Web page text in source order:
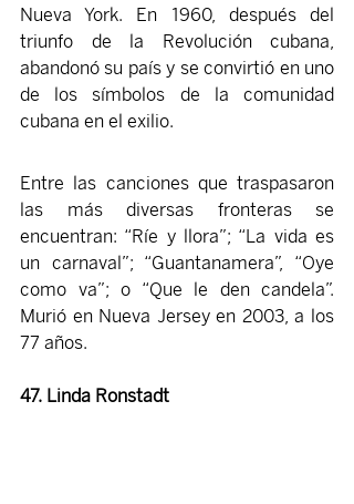
Nueva York. En 1960, después del
triunfo de la Revolución cubana,
abandonó su país y se convirtió en uno
de los símbolos de la comunidad
cubana en el exilio.
Entre las canciones que traspasaron
las más diversas fronteras se
encuentran: “Ríe y llora”; “La vida es
un carnaval”; “Guantanamera”, “Oye
como va”; o “Que le den candela”.
Murió en Nueva Jersey en 2003, a los
77 años.
47. Linda Ronstadt